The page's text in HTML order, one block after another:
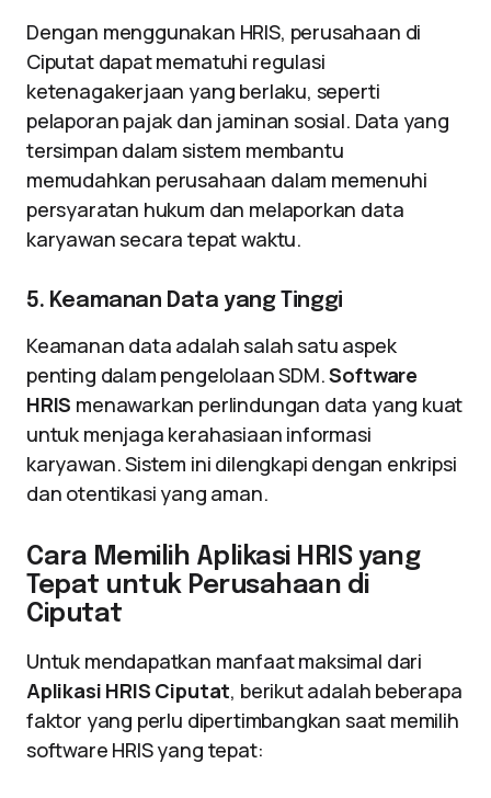
Dengan menggunakan HRIS, perusahaan di
Ciputat dapat mematuhi regulasi
ketenagakerjaan yang berlaku, seperti
pelaporan pajak dan jaminan sosial. Data yang
tersimpan dalam sistem membantu
memudahkan perusahaan dalam memenuhi
persyaratan hukum dan melaporkan data
karyawan secara tepat waktu.
5. Keamanan Data yang Tinggi
Keamanan data adalah salah satu aspek
penting dalam pengelolaan SDM.Software
HRIS menawarkan perlindungan data yang kuat
untuk menjaga kerahasiaan informasi
karyawan. Sistem ini dilengkapi dengan enkripsi
dan otentikasi yang aman.
Cara Memilih Aplikasi HRIS yang
Tepat untuk Perusahaan di
Ciputat
Untuk mendapatkan manfaat maksimal dari
Aplikasi HRIS Ciputat, berikut adalah beberapa
faktor yang perlu dipertimbangkan saat memilih
software HRIS yang tepat: